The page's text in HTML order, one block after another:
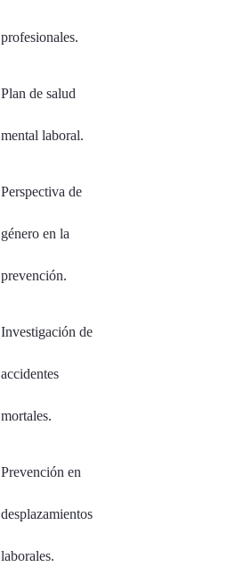
profesionales.
Plan de salud
mental laboral.
Perspectiva de
género en la
prevención.
Investigación de
accidentes
mortales.
Prevención en
desplazamientos
laborales.